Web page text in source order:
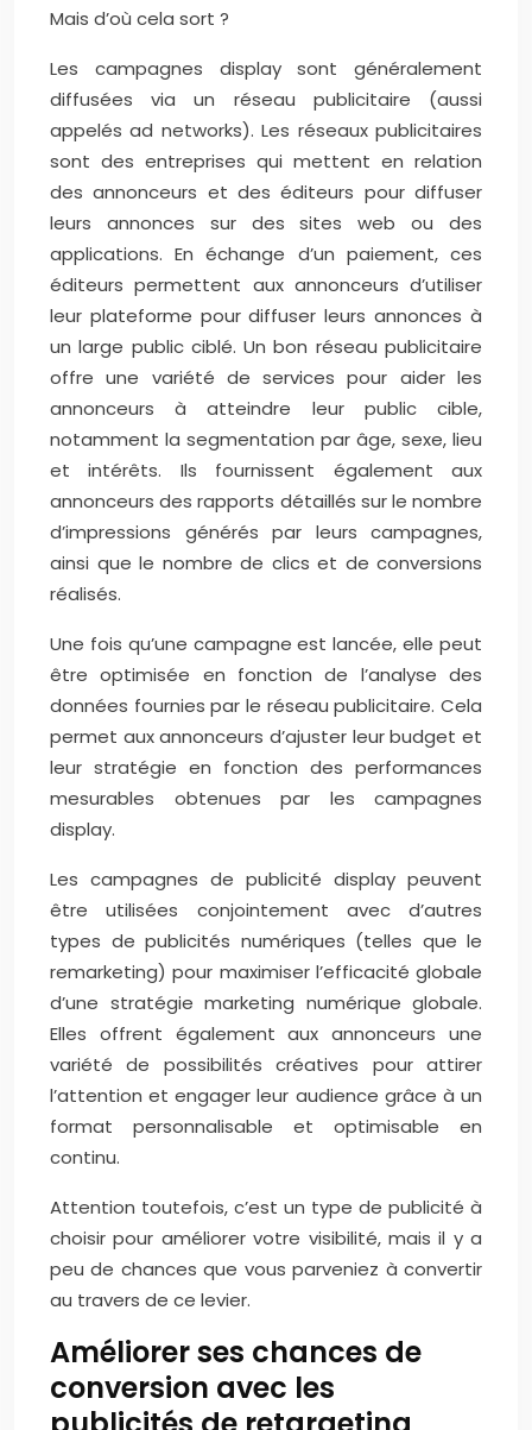
Mais d’où cela sort ?
Les campagnes display sont généralement
diffusées via un réseau publicitaire (aussi
appelés ad networks). Les réseaux publicitaires
sont des entreprises qui mettent en relation
des annonceurs et des éditeurs pour diffuser
leurs annonces sur des sites web ou des
applications. En échange d’un paiement, ces
éditeurs permettent aux annonceurs d’utiliser
leur plateforme pour diffuser leurs annonces à
un large public ciblé. Un bon réseau publicitaire
offre une variété de services pour aider les
annonceurs à atteindre leur public cible,
notamment la segmentation par âge, sexe, lieu
et intérêts. Ils fournissent également aux
annonceurs des rapports détaillés sur le nombre
d’impressions générés par leurs campagnes,
ainsi que le nombre de clics et de conversions
réalisés.
Une fois qu’une campagne est lancée, elle peut
être optimisée en fonction de l’analyse des
données fournies par le réseau publicitaire. Cela
permet aux annonceurs d’ajuster leur budget et
leur stratégie en fonction des performances
mesurables obtenues par les campagnes
display.
Les campagnes de publicité display peuvent
être utilisées conjointement avec d’autres
types de publicités numériques (telles que le
remarketing) pour maximiser l’efficacité globale
d’une stratégie marketing numérique globale.
Elles offrent également aux annonceurs une
variété de possibilités créatives pour attirer
l’attention et engager leur audience grâce à un
format personnalisable et optimisable en
continu.
Attention toutefois, c’est un type de publicité à
choisir pour améliorer votre visibilité, mais il y a
peu de chances que vous parveniez à convertir
au travers de ce levier.
Améliorer ses chances de
conversion avec les